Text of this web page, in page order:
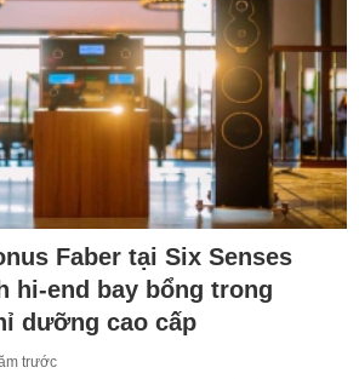
Faber tại Six Senses
hi-end bay bổng trong
dưỡng cao cấp
trước